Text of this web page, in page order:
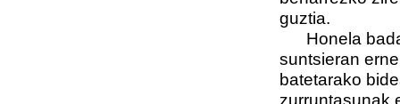
guztia.
Honela
suntsieran
batetarako
zurruntasunak